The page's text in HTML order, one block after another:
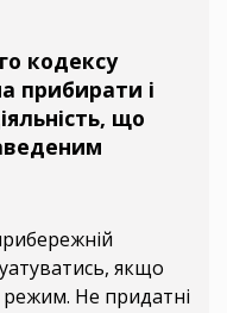
кодексу
прибирати і
що
якщо
режим. Не придатні